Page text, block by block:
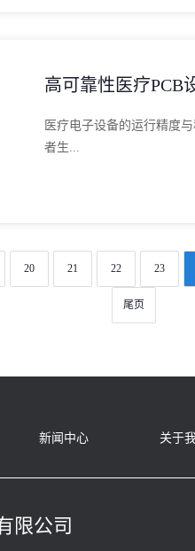
高可靠性医疗PCB
医疗电子设备的运行精度
者生...
20 21 22 23
尾页
新闻中心 关于
限公司